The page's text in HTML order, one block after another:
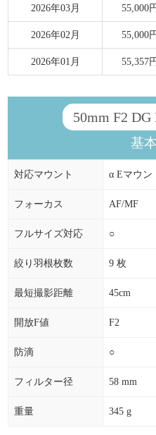
2026年03月 55,000
2026年02月 55,000
2026年01月 55,357
50mm F2
基
対応マウント α Eマウン
フォーカス AF/MF
フルサイズ対応 ○
絞り羽根枚数 9 枚
最短撮影距離 45cm
開放F値 F2
防滴 ○
フィルター径 58 mm
重量 345 g